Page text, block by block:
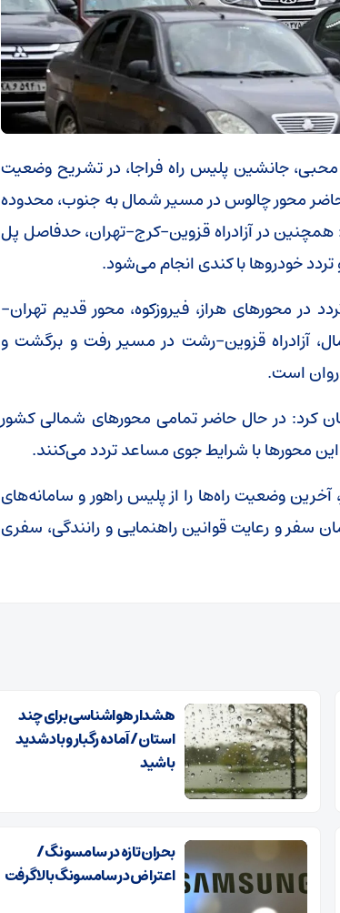
جانشین پلیس راه فراجا، در تشریح وضعیت
محور چالوس در مسیر شمال به جنوب، محدوده
در آزادراه قزوین-کرج-تهران، حدفاصل پل
خودروها با کندی انجام می‌شود.
در محورهای هراز، فیروزکوه، محور قدیم تهران-
آزادراه قزوین-رشت در مسیر رفت و برگشت و
است.
کرد: در حال حاضر تمامی محورهای شمالی کشور
محورها با شرایط جوی مساعد تردد می‌کنند.
وضعیت راه‌ها را از پلیس راهور و سامانه‌های
سفر و رعایت قوانین راهنمایی و رانندگی، سفری
هشدار هواشناسی برای چند
استان / آماده رگبار و باد شدید
باشید
بحران تازه در سامسونگ /
اعتراض در سامسونگ بالا گرفت